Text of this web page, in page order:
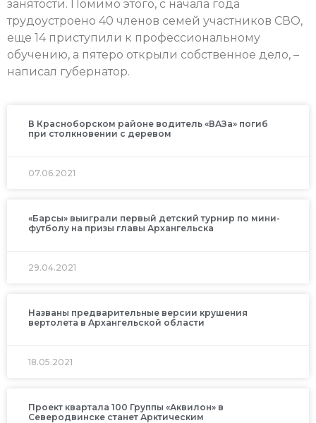
занятости. Помимо этого, с начала года
трудоустроено 40 членов семей участников СВО,
еще 14 приступили к профессиональному
обучению, а пятеро открыли собственное дело, –
написал губернатор.
В Красноборском районе водитель «ВАЗа» погиб
при столкновении с деревом
07.06.2021
«Барсы» выиграли первый детский турнир по мини-
футболу на призы главы Архангельска
29.04.2021
Названы предварительные версии крушения
вертолета в Архангельской области
18.05.2021
Проект квартала 100 Группы «Аквилон» в
Северодвинске станет Арктическим